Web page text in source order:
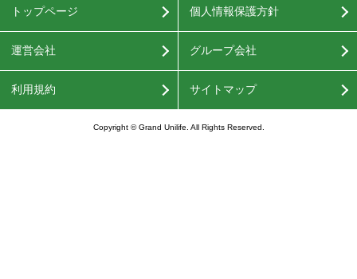
トップページ 個人情報保護方針
運営会社 グループ会社
利用規約 サイトマップ
Copyright © Grand Unilife. All Rights Reserved.